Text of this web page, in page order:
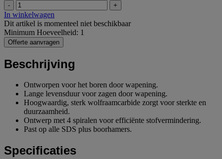
- +
In winkelwagen
Dit artikel is momenteel niet beschikbaar
Minimum Hoeveelheid: 1
Offerte aanvragen
Beschrijving
Ontworpen voor het boren door wapening.
Lange levensduur voor zagen door wapening.
Hoogwaardig, sterk wolfraamcarbide zorgt voor sterkte en
duurzaamheid.
Ontwerp met 4 spiralen voor efficiënte stofvermindering.
Past op alle SDS plus boorhamers.
Specificaties